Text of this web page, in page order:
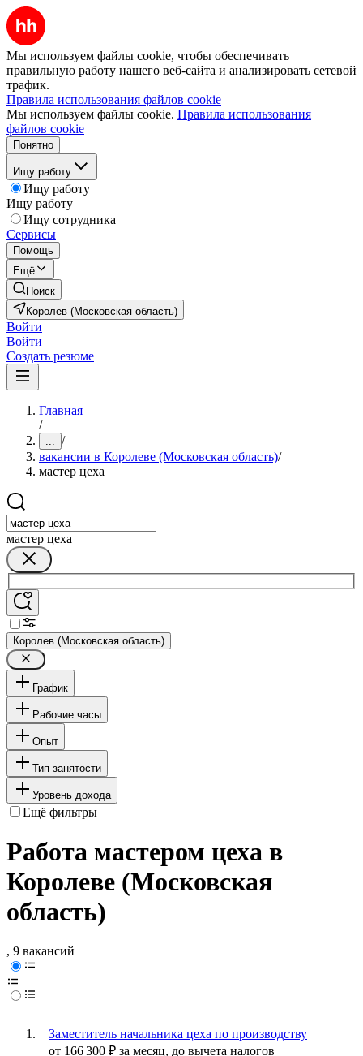
Мы используем файлы cookie, чтобы обеспечивать
правильную работу нашего веб-сайта и анализировать сетевой
трафик.
Правила использования файлов cookie
Мы используем файлы cookie. Правила использования
файлов cookie
Понятно
Ищу работу
Ищу работу
Ищу работу
Ищу сотрудника
Сервисы
Помощь
Ещё
Поиск
Королев (Московская область)
Войти
Войти
Создать резюме
Главная
/
... /
вакансии в Королеве (Московская область)/
мастер цеха
мастер цеха
Королев (Московская область)
График
Рабочие часы
Опыт
Тип занятости
Уровень дохода
Ещё фильтры
Работа мастером цеха в
Королеве (Московская
область)
, 9 вакансий
Заместитель начальника цеха по производству
от 166 300 ₽ за месяц, до вычета налогов